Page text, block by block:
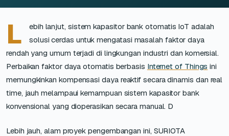
L
ebih lanjut, sistem kapasitor bank otomatis IoT adalah
solusi cerdas untuk mengatasi masalah faktor daya
rendah yang umum terjadi di lingkungan industri dan komersial.
Perbaikan faktor daya otomatis berbasis Internet of Things ini
memungkinkan kompensasi daya reaktif secara dinamis dan real
time, jauh melampaui kemampuan sistem kapasitor bank
konvensional yang dioperasikan secara manual. D
Lebih jauh, alam proyek pengembangan ini, SURIOTA